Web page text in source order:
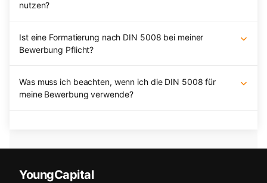
nutzen?
Ist eine Formatierung nach DIN 5008 bei meiner
Bewerbung Pflicht?
Was muss ich beachten, wenn ich die DIN 5008 für
meine Bewerbung verwende?
YoungCapital